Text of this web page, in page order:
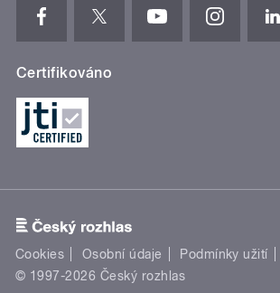
Certifikováno
Cookies Osobní údaje Podmínky užití
© 1997-2026 Český rozhlas